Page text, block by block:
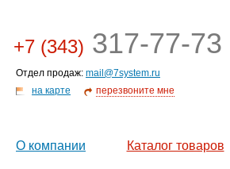
+7 (343) 317-77-73
Отдел продаж: mail@7system.ru
на карте
перезвоните мне
О компании Каталог товаров